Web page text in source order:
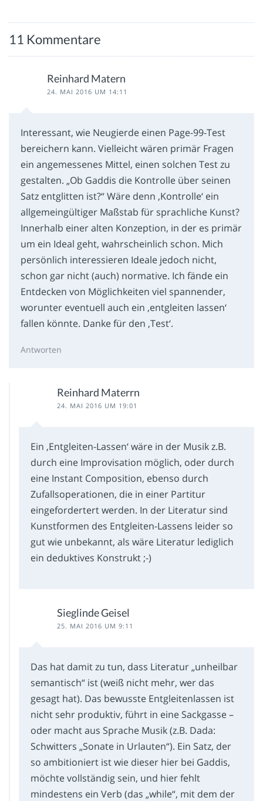
11 Kommentare
Reinhard Matern
24. MAI 2016 UM 14:11
Interessant, wie Neugierde einen Page-99-Test
bereichern kann. Vielleicht wären primär Fragen
ein angemessenes Mittel, einen solchen Test zu
gestalten. „Ob Gaddis die Kontrolle über seinen
Satz entglitten ist?“ Wäre denn ‚Kontrolle‘ ein
allgemeingültiger Maßstab für sprachliche Kunst?
Innerhalb einer alten Konzeption, in der es primär
um ein Ideal geht, wahrscheinlich schon. Mich
persönlich interessieren Ideale jedoch nicht,
schon gar nicht (auch) normative. Ich fände ein
Entdecken von Möglichkeiten viel spannender,
worunter eventuell auch ein ‚entgleiten lassen‘
fallen könnte. Danke für den ‚Test‘.
Antworten
Reinhard Materrn
24. MAI 2016 UM 19:01
Ein ‚Entgleiten-Lassen‘ wäre in der Musik z.B.
durch eine Improvisation möglich, oder durch
eine Instant Composition, ebenso durch
Zufallsoperationen, die in einer Partitur
eingefordertert werden. In der Literatur sind
Kunstformen des Entgleiten-Lassens leider so
gut wie unbekannt, als wäre Literatur lediglich
ein deduktives Konstrukt ;-)
Sieglinde Geisel
25. MAI 2016 UM 9:11
Das hat damit zu tun, dass Literatur „unheilbar
semantisch“ ist (weiß nicht mehr, wer das
gesagt hat). Das bewusste Entgleitenlassen ist
nicht sehr produktiv, führt in eine Sackgasse –
oder macht aus Sprache Musik (z.B. Dada:
Schwitters „Sonate in Urlauten“). Ein Satz, der
so ambitioniert ist wie dieser hier bei Gaddis,
möchte vollständig sein, und hier fehlt
mindestens ein Verb (das „while“, mit dem der